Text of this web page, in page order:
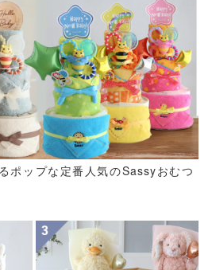
ポップな定番人気のSassyおむつ